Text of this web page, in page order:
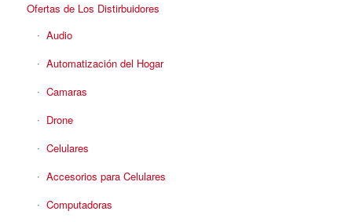
Ofertas de Los Distirbuidores
Audio
Automatización del Hogar
Camaras
Drone
Celulares
Accesorios para Celulares
Computadoras